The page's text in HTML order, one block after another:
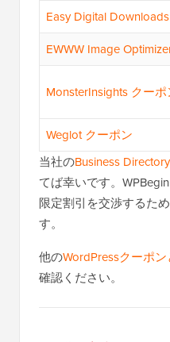
Easy Digital
EWWW Image
MonsterInsights クーポ
Weglot クーポン
当社のBusiness
てば幸いです。
限定割引を交渉するた
す。
他のWordPressクーポ
確認ください。